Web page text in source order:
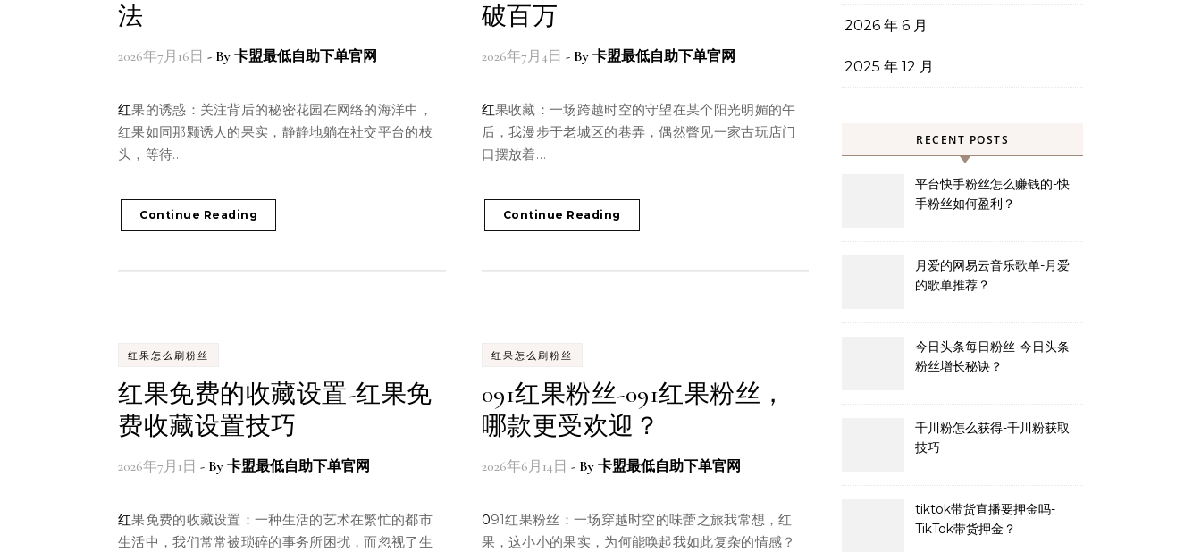
法
2026年7月16日 - By 卡盟最低自助下单官网
红果的诱惑：关注背后的秘密花园在网络的海洋中，
红果如同那颗诱人的果实，静静地躺在社交平台的枝
头，等待…
Continue Reading
破百万
2026年7月4日 - By 卡盟最低自助下单官网
红果收藏：一场跨越时空的守望在某个阳光明媚的午
后，我漫步于老城区的巷弄，偶然瞥见一家古玩店门
口摆放着…
Continue Reading
红果怎么刷粉丝
红果免费的收藏设置-红果免
费收藏设置技巧
2026年7月1日 - By 卡盟最低自助下单官网
红果免费的收藏设置：一种生活的艺术在繁忙的都市
生活中，我们常常被琐碎的事务所困扰，而忽视了生
红果怎么刷粉丝
091红果粉丝-091红果粉丝，
哪款更受欢迎？
2026年6月14日 - By 卡盟最低自助下单官网
091红果粉丝：一场穿越时空的味蕾之旅我常想，红
果，这小小的果实，为何能唤起我如此复杂的情感？
2026 年 6 月
2025 年 12 月
RECENT POSTS
平台快手粉丝怎么赚钱的-快
手粉丝如何盈利？
月爱的网易云音乐歌单-月爱
的歌单推荐？
今日头条每日粉丝-今日头条
粉丝增长秘诀？
千川粉怎么获得-千川粉获取
技巧
tiktok带货直播要押金吗-
TikTok带货押金？